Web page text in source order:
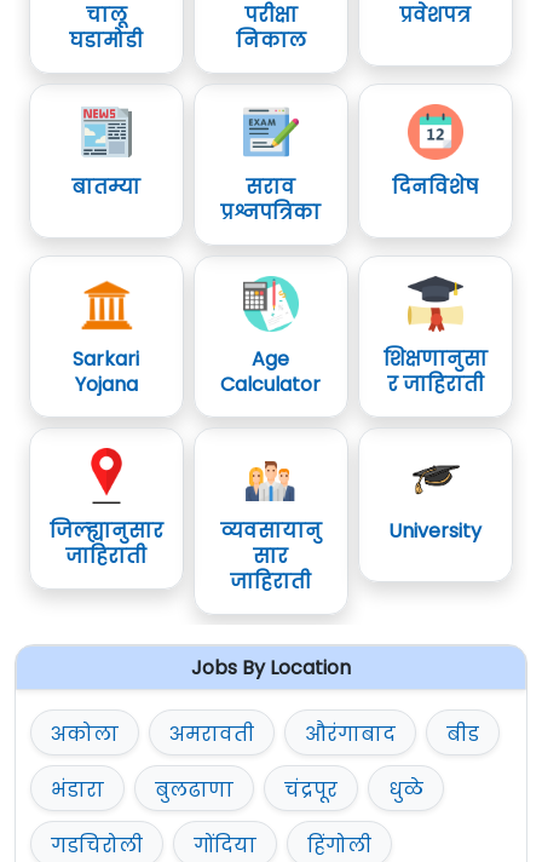
चालू
घडामोडी
परीक्षा
निकाल
प्रवेशपत्र
बातम्या
सराव
प्रश्नपत्रिका
दिनविशेष
Sarkari
Yojana
Age
Calculator
शिक्षणानुसा
र जाहिराती
जिल्ह्यानुसार
जाहिराती
व्यवसायानु
सार
जाहिराती
University
Jobs By Location
अकोला अमरावती औरंगाबाद
बीड
भंडारा
बुलढाणा चंद्रपूर
धुळे
गडचिरोली
गोंदिया
हिंगोली